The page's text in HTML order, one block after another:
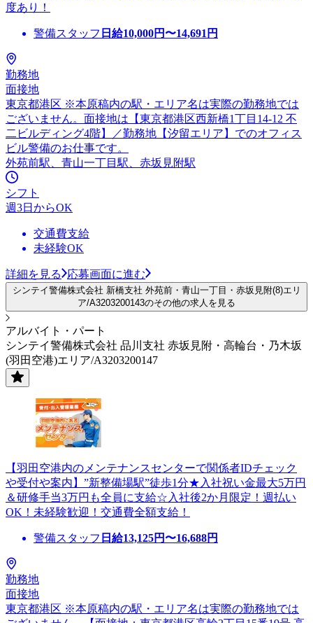
度あり！
警備スタッフ 日給10,000円〜14,691 円
勤務地
面接地
東京都港区 ※本原稿内の駅・エリア名は実際の勤務地では
ございません。面接地は【東京都港区西新橋1丁目14-12 不
二ビルディング4階】／勤務地【汐留エリア】でのオフィス
ビル警備のお仕事です。
外苑前駅、青山一丁目駅、赤坂見附駅
シフト
週3日からOK
交通費支給
未経験OK
詳細を見る 応募画面に進む
シンテイ警備株式会社 新橋支社 外苑前・青山一丁目・赤坂見附(8)エリ
ア/A3203200143のその他の求人を見る
アルバイト・パート
シンテイ警備株式会社 品川支社 赤坂見附・高輪台・乃木坂
(羽田空港)エリア/A3203200147
【羽田空港内のメンテナンスセンターで関係者IDチェック
や受付や案内】”新整備場駅”徒歩1分★入社祝い金最大5万円
＆研修手当3万円も全員に支給☆入社後2か月限定！週払い
OK！未経験歓迎！交通費全額支給！
警備スタッフ 日給13,125円〜16,688円
勤務地
面接地
東京都港区 ※本原稿内の駅・エリア名は実際の勤務地では